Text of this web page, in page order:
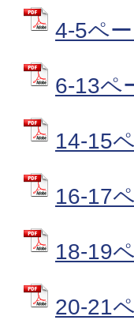
4-5ペ
6-13ペ
14-15
16-17
18-19
20-21